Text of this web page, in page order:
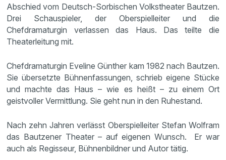
Abschied vom Deutsch-Sorbischen Volkstheater Bautzen.
Drei Schauspieler, der Oberspielleiter und die
Chefdramaturgin verlassen das Haus. Das teilte die
Theaterleitung mit.
Chefdramaturgin Eveline Günther kam 1982 nach Bautzen.
Sie übersetzte Bühnenfassungen, schrieb eigene Stücke
und machte das Haus – wie es heißt – zu einem Ort
geistvoller Vermittlung. Sie geht nun in den Ruhestand.
Nach zehn Jahren verlässt Oberspielleiter Stefan Wolfram
das Bautzener Theater – auf eigenen Wunsch. Er war
auch als Regisseur, Bühnenbildner und Autor tätig.